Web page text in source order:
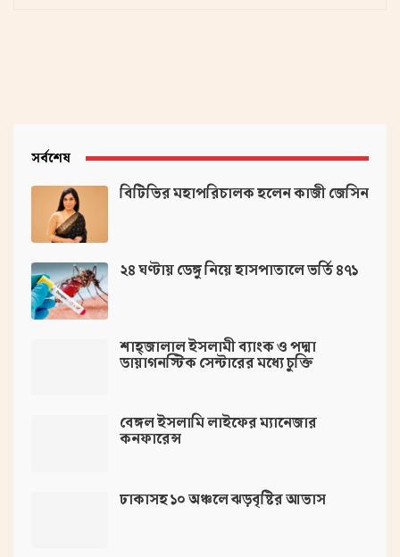
সর্বশেষ
বিটিভির মহাপরিচালক হলেন কাজী জেসিন
২৪ ঘণ্টায় ডেঙ্গু নিয়ে হাসপাতালে ভর্তি ৪৭১
শাহ্জালাল ইসলামী ব্যাংক ও পদ্মা
ডায়াগনস্টিক সেন্টারের মধ্যে চুক্তি
বেঙ্গল ইসলামি লাইফের ম্যানেজার
কনফারেন্স
ঢাকাসহ ১০ অঞ্চলে ঝড়বৃষ্টির আভাস